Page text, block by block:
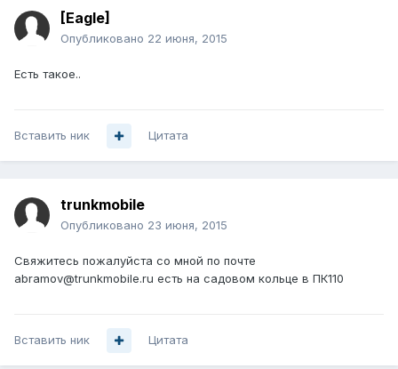
[Eagle]
Опубликовано 22 июня, 2015
Есть такое..
Вставить ник Цитата
trunkmobile
Опубликовано 23 июня, 2015
Свяжитесь пожалуйста со мной по почте
abramov@trunkmobile.ru есть на садовом кольце в ПК110
Вставить ник Цитата